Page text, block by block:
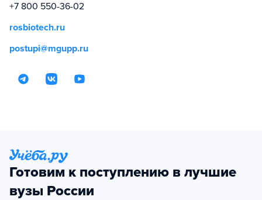
+7 800 550-36-02
rosbiotech.ru
postupi@mgupp.ru
Готовим к поступлению в лучшие
вузы России